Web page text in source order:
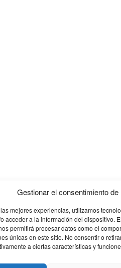
Gestionar el consentimiento
mejores experiencias, utilizamos
acceder a la información del dispositivo.
permitirá procesar datos como el
únicas en este sitio. No consentir o
a ciertas características y
respuesta asociativa a la problemática